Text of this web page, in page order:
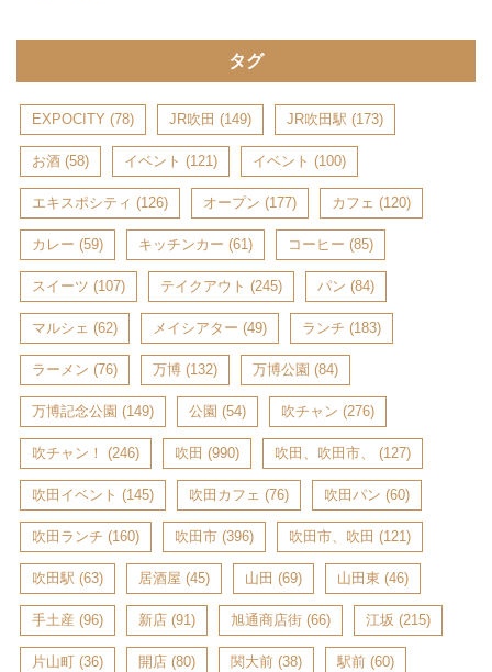
タグ
EXPOCITY (78) JR吹田 (149) JR吹田駅 (173)
お酒 (58) イベント (121) イベント (100)
エキスポシティ (126) オープン (177) カフェ (120)
カレー (59) キッチンカー (61) コーヒー (85)
スイーツ (107) テイクアウト (245) パン (84)
マルシェ (62) メイシアター (49) ランチ (183)
ラーメン (76) 万博 (132) 万博公園 (84)
万博記念公園 (149) 公園 (54) 吹チャン (276)
吹チャン！ (246) 吹田 (990) 吹田、吹田市、 (127)
吹田イベント (145) 吹田カフェ (76) 吹田パン (60)
吹田ランチ (160) 吹田市 (396) 吹田市、吹田 (121)
吹田駅 (63) 居酒屋 (45) 山田 (69) 山田東 (46)
手土産 (96) 新店 (91) 旭通商店街 (66) 江坂 (215)
片山町 (36) 開店 (80) 関大前 (38) 駅前 (60)